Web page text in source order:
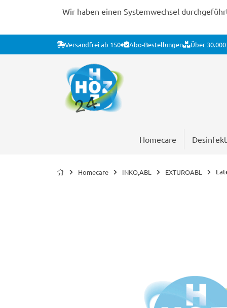
Wir haben einen Systemwechsel
Versandfrei ab 150€ Abo-Bestellungen Über
Homecare
Homecare INKO,ABL EXTUROABL